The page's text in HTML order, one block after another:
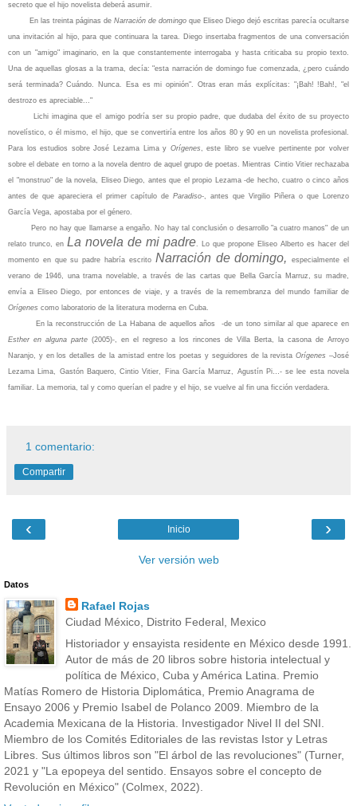
secreto que el hijo novelista deberá asumir.
En las treinta páginas de Narración de domingo que Eliseo Diego dejó escritas parecía ocultarse
una invitación al hijo, para que continuara la tarea. Diego insertaba fragmentos de una conversación
con un "amigo" imaginario, en la que constantemente interrogaba y hasta criticaba su propio texto.
Una de aquellas glosas a la trama, decía: "esta narración de domingo fue comenzada, ¿pero cuándo
será terminada? Cuándo. Nunca. Esa es mi opinión". Otras eran más explícitas: "¡Bah! !Bah!, "el
destrozo es apreciable..."
Lichi imagina que el amigo podría ser su propio padre, que dudaba del éxito de su proyecto
novelístico, o él mismo, el hijo, que se convertiría entre los años 80 y 90 en un novelista profesional.
Para los estudios sobre José Lezama Lima y Orígenes, este libro se vuelve pertinente por volver
sobre el debate en torno a la novela dentro de aquel grupo de poetas. Mientras Cintio Vitier rechazaba
el "monstruo" de la novela, Eliseo Diego, antes que el propio Lezama -de hecho, cuatro o cinco años
antes de que apareciera el primer capítulo de Paradiso-, antes que Virgilio Piñera o que Lorenzo
García Vega, apostaba por el género.
Pero no hay que llamarse a engaño. No hay tal conclusión o desarrollo "a cuatro manos" de un
relato trunco, en La novela de mi padre. Lo que propone Eliseo Alberto es hacer del
momento en que su padre habría escrito Narración de domingo,especialmente el
verano de 1946, una trama novelable, a través de las cartas que Bella García Marruz, su madre,
envía a Eliseo Diego, por entonces de viaje, y a través de la remembranza del mundo familiar de
Orígenes como laboratorio de la literatura moderna en Cuba.
En la reconstrucción de La Habana de aquellos años
-de un tono similar al que aparece en
Esther en alguna parte (2005)-, en el regreso a los rincones de Villa Berta, la casona de Arroyo
Naranjo, y en los detalles de la amistad entre los poetas y seguidores de la revistaOrígenes –José
Lezama Lima, Gastón Baquero, Cintio Vitier, Fina García Marruz, Agustín Pi…- se lee esta novela
familiar. La memoria, tal y como querían el padre y el hijo, se vuelve al fin una ficción verdadera.
1 comentario:
Compartir
‹ ›
Inicio
Ver versión web
Datos
Rafael Rojas
Ciudad México, Distrito Federal, Mexico
Historiador y ensayista residente en México desde 1991.
Autor de más de 20 libros sobre historia intelectual y
política de México, Cuba y América Latina. Premio
Matías Romero de Historia Diplomática, Premio Anagrama de
Ensayo 2006 y Premio Isabel de Polanco 2009. Miembro de la
Academia Mexicana de la Historia. Investigador Nivel II del SNI.
Miembro de los Comités Editoriales de las revistas Istor y Letras
Libres. Sus últimos libros son "El árbol de las revoluciones" (Turner,
2021 y "La epopeya del sentido. Ensayos sobre el concepto de
Revolución en México" (Colmex, 2022).